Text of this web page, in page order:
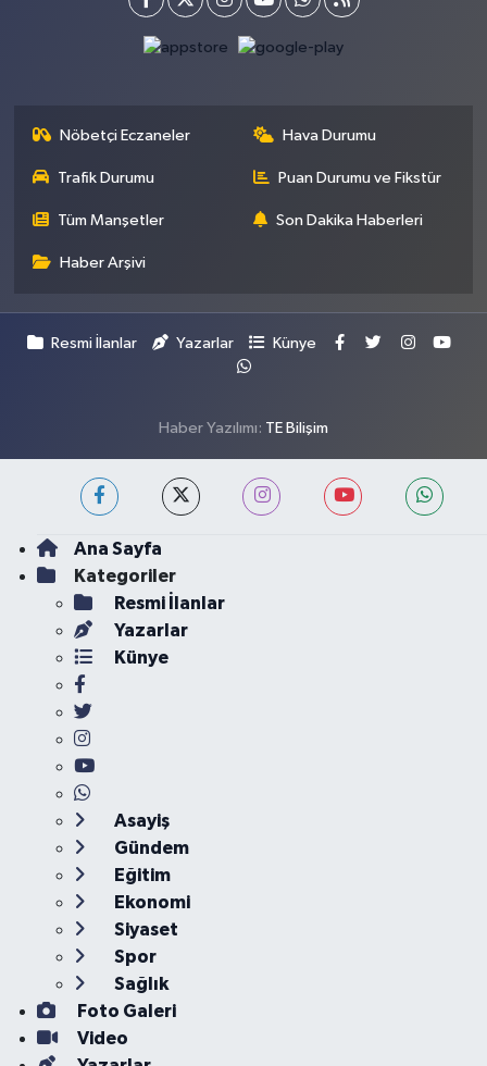
Nöbetçi Eczaneler Hava Durumu
Trafik Durumu Puan Durumu ve Fikstür
Tüm Manşetler Son Dakika Haberleri
Haber Arşivi
Resmi İlanlar Yazarlar Künye
Haber Yazılımı: TE Bilişim
Ana Sayfa
Kategoriler
Resmi İlanlar
Yazarlar
Künye
Asayiş
Gündem
Eğitim
Ekonomi
Siyaset
Spor
Sağlık
Foto Galeri
Video